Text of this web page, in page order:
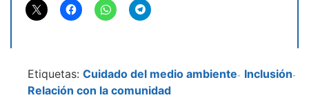
Etiquetas: Cuidado del medio ambiente- Inclusión-
Relación con la comunidad